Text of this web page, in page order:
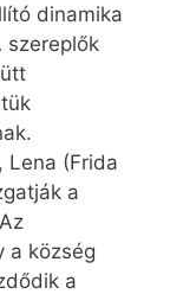
dinamika
szereplők
Lena (Frida
a
a község
a